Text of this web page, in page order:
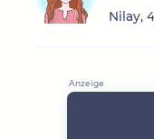
Nilay,